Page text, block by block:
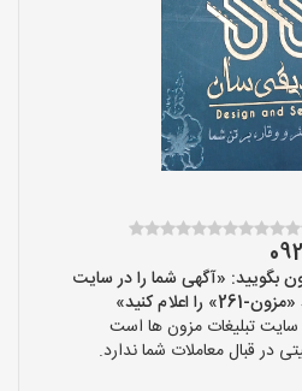
بگویید: «آگهی شما را در سایت
کنید»
تبلیغات مزون ها است
در قبال معاملات شما ندارد.